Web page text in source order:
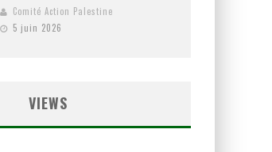
Comité Action Palestine
5 juin 2026
VIEWS